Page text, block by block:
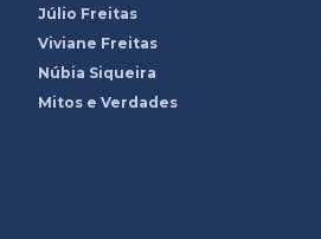
Júlio Freitas
Viviane Freitas
Núbia Siqueira
Mitos e Verdades